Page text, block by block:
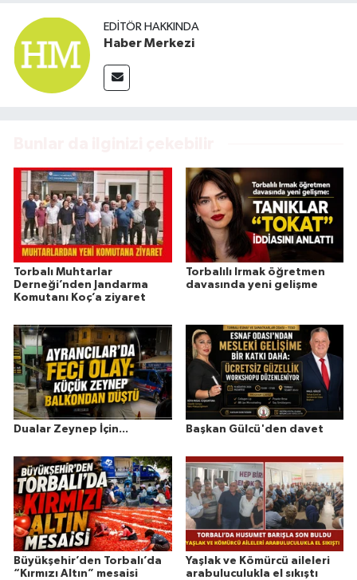
EDITÖR HAKKINDA
Haber Merkezi
Torbalı Muhtarlar
Derneği’nden Jandarma
Komutanı Koç’a ziyaret
Torbalılı Irmak öğretmen
davasında yeni gelişme
Dualar Zeynep İçin... Başkan Gülcü'den davet
Büyükşehir’den Torbalı’da
“Kırmızı Altın” mesaisi
Yaşlak ve Kömürcü aileleri
arabuluculukla el sıkıştı